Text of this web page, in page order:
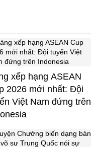
xếp hạng ASEAN
2026 mới nhất: Đội
Việt Nam đứng trên